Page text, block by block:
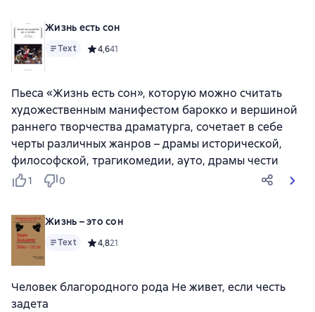
Жизнь есть сон
Text Средний рейтинг 4,6 на основе 41 оценок
4,641
Пьеса «Жизнь есть сон», которую можно считать
художественным манифестом барокко и вершиной
раннего творчества драматурга, сочетает в себе
черты различных жанров – драмы исторической,
философской, трагикомедии, ауто, драмы чести
1 0
Жизнь – это сон
Text Средний рейтинг 4,8 на основе 21 оценок
4,821
Человек благородного рода Не живет, если честь
задета